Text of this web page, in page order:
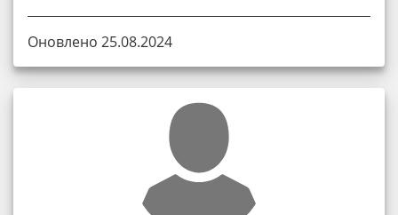
Оновлено 25.08.2024